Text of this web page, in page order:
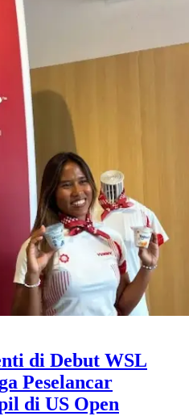
di Debut WSL
Peselancar
di US Open